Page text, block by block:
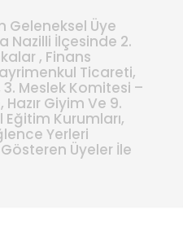
Geleneksel Üye
Nazilli İlçesinde 2.
, Finans
Ticareti,
Meslek Komitesi –
Giyim Ve 9.
Kurumları,
Yerleri
Üyeler İle